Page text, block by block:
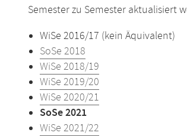
Semester zu Semester aktualisiert
WiSe 2016/17 (kein Äquivalent)
SoSe 2018
WiSe 2018/19
WiSe 2019/20
WiSe 2020/21
SoSe 2021
WiSe 2021/22